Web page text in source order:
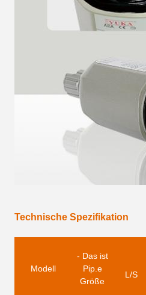
Technische Spezifikation
Modell
- Das ist
Pip. e
Größe
L/S